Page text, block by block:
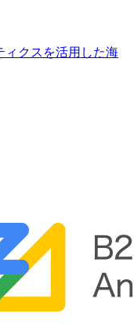
ィクスを活用した海